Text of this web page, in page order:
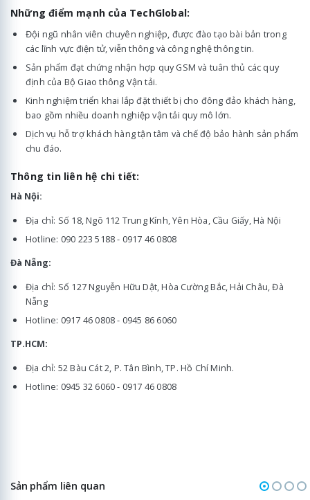
Những điểm mạnh của TechGlobal:
Đội ngũ nhân viên chuyên nghiệp, được đào tạo bài bản trong
các lĩnh vực điện tử, viễn thông và công nghệ thông tin.
Sản phẩm đạt chứng nhận hợp quy GSM và tuân thủ các quy
định của Bộ Giao thông Vận tải.
Kinh nghiệm triển khai lắp đặt thiết bị cho đông đảo khách hàng,
bao gồm nhiều doanh nghiệp vận tải quy mô lớn.
Dịch vụ hỗ trợ khách hàng tận tâm và chế độ bảo hành sản phẩm
chu đáo.
Thông tin liên hệ chi tiết:
Hà Nội:
Địa chỉ: Số 18, Ngõ 112 Trung Kính, Yên Hòa, Cầu Giấy, Hà Nội
Hotline: 090 223 5188 - 0917 46 0808
Đà Nẵng:
Địa chỉ: Số 127 Nguyễn Hữu Dật, Hòa Cường Bắc, Hải Châu, Đà
Nẵng
Hotline: 0917 46 0808 - 0945 86 6060
TP.HCM:
Địa chỉ: 52 Bàu Cát 2, P. Tân Bình, TP. Hồ Chí Minh.
Hotline: 0945 32 6060 - 0917 46 0808
Sản phẩm liên quan